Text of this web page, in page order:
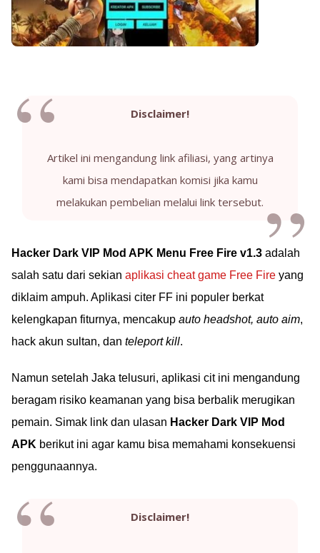
Disclaimer!
Artikel ini mengandung link afiliasi, yang artinya
kami bisa mendapatkan komisi jika kamu
melakukan pembelian melalui link tersebut.
Hacker Dark VIP Mod APK Menu Free Fire v1.3 adalah
salah satu dari sekian aplikasi cheat game Free Fire yang
diklaim ampuh. Aplikasi citer FF ini populer berkat
kelengkapan fiturnya, mencakup auto headshot, auto aim,
hack akun sultan, dan teleport kill.
Namun setelah Jaka telusuri, aplikasi cit ini mengandung
beragam risiko keamanan yang bisa berbalik merugikan
pemain. Simak link dan ulasan Hacker Dark VIP Mod
APK berikut ini agar kamu bisa memahami konsekuensi
penggunaannya.
Disclaimer!